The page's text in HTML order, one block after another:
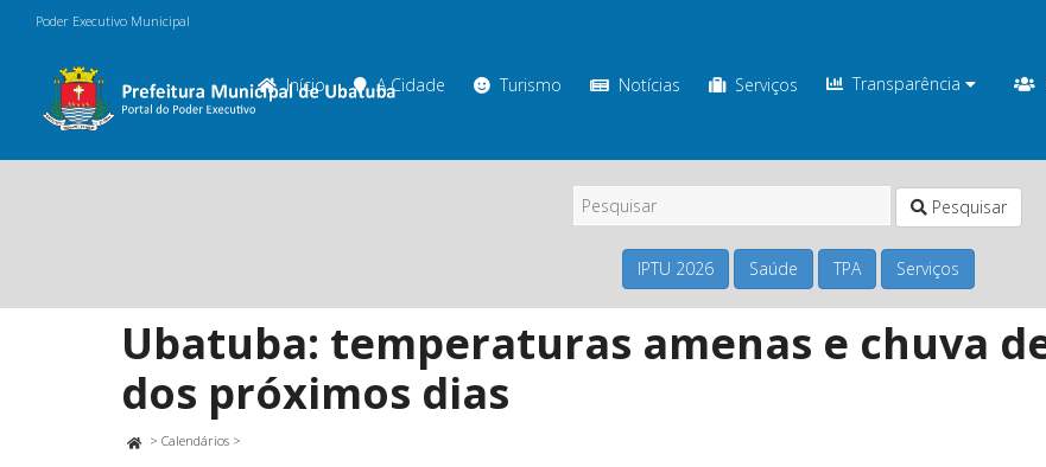
Poder Executivo Municipal
Início A Cidade Turismo Notícias Serviços Transparência
Pesquisar
IPTU 2026 Saúde TPA Serviços
Ubatuba: temperaturas amenas e chuva
dos próximos dias
> Calendários >